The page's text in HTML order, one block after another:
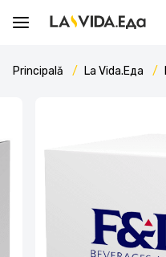
Principală La Vida.Еда